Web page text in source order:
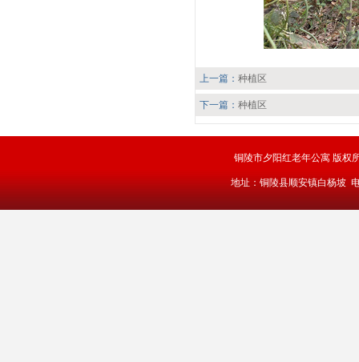
上一篇： 种植区
下一篇： 种植区
铜陵市夕阳红老年公寓 版权
地址：铜陵县顺安镇白杨坡